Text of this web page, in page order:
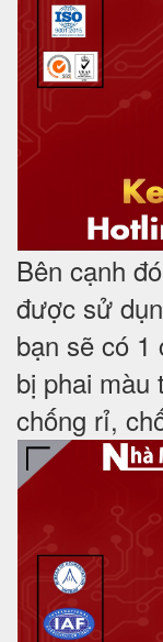
Bên cạnh
được sử
bạn sẽ có 1
bị phai màu
chống rỉ,